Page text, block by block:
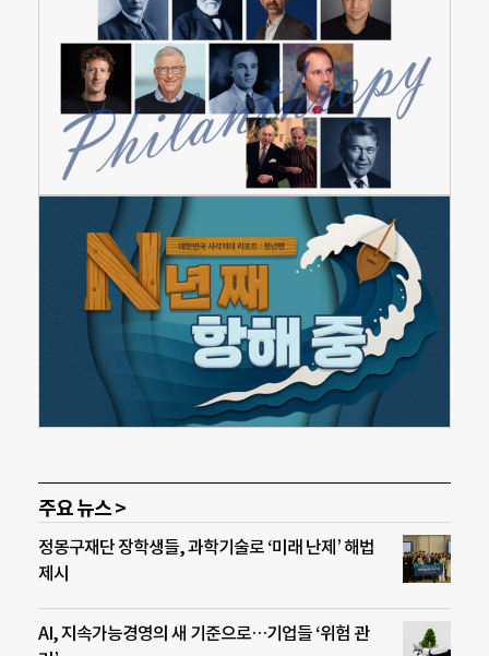
주요 뉴스 >
정몽구재단 장학생들, 과학기술로 ‘미래 난제’ 해법
제시
AI, 지속가능경영의 새 기준으로…기업들 ‘위험 관